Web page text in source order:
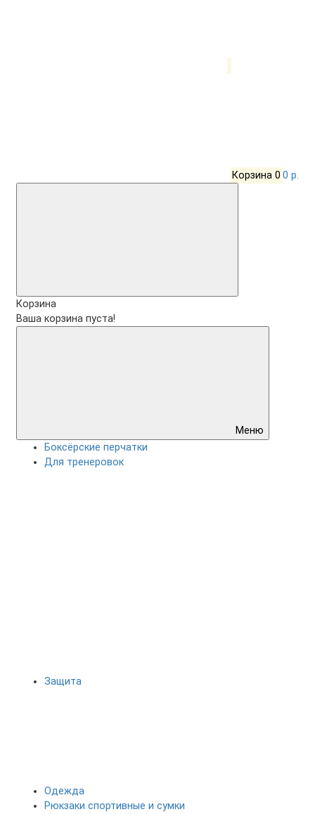
Корзина 0 0 р.
Корзина
Ваша корзина пуста!
Меню
Боксёрские перчатки
Для тренеровок
Защита
Одежда
Рюкзаки спортивные и сумки